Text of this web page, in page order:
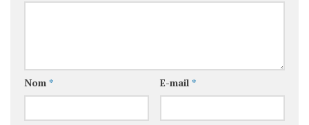
Nom * E-mail *